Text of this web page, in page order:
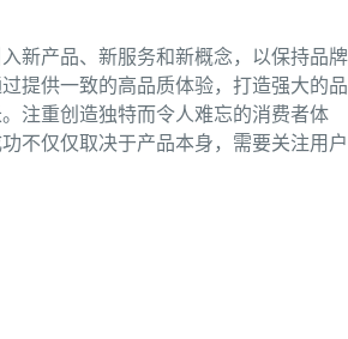
新产品、新服务和新概念，以保持品牌
提供一致的高品质体验，打造强大的品
注重创造独特而令人难忘的消费者体
不仅仅取决于产品本身，需要关注用户